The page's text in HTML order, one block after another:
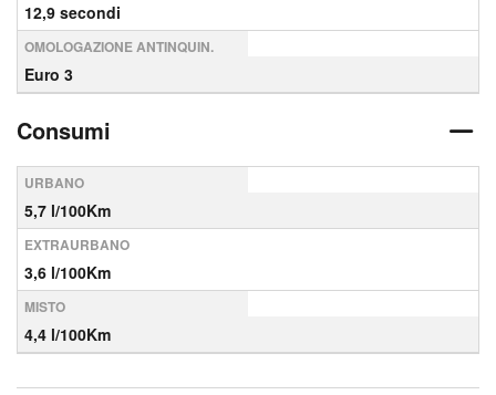
12,9 secondi
OMOLOGAZIONE ANTINQUIN.
Euro 3
Consumi
URBANO
5,7 l/100Km
EXTRAURBANO
3,6 l/100Km
MISTO
4,4 l/100Km